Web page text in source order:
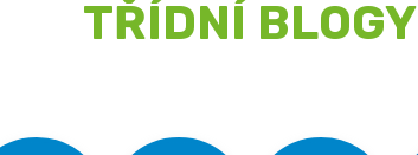
TŘÍDNÍ BLOGY